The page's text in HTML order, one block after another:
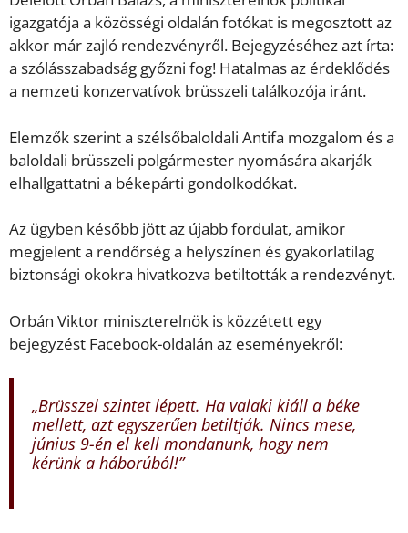
igazgatója a közösségi oldalán fotókat is megosztott az
akkor már zajló rendezvényről. Bejegyzéséhez azt írta:
a szólásszabadság győzni fog! Hatalmas az érdeklődés
a nemzeti konzervatívok brüsszeli találkozója iránt.
Elemzők szerint a szélsőbaloldali Antifa mozgalom és a
baloldali brüsszeli polgármester nyomására akarják
elhallgattatni a békepárti gondolkodókat.
Az ügyben később jött az újabb fordulat, amikor
megjelent a rendőrség a helyszínen és gyakorlatilag
biztonsági okokra hivatkozva betiltották a rendezvényt.
Orbán Viktor miniszterelnök is közzétett egy
bejegyzést Facebook-oldalán az eseményekről:
„Brüsszel szintet lépett. Ha valaki kiáll a béke
mellett, azt egyszerűen betiltják. Nincs mese,
június 9-én el kell mondanunk, hogy nem
kérünk a háborúból!”